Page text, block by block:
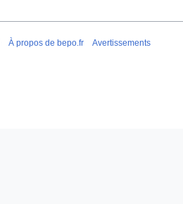
À propos de bepo.fr Avertissements